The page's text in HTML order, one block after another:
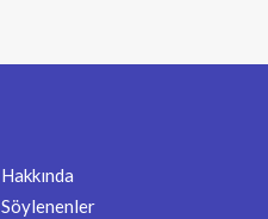
Hakkında
Söylenenler